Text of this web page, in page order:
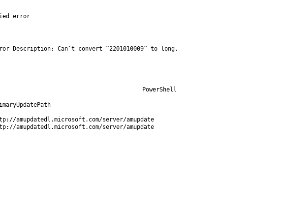
error
Description: Can‘t convert “2201010009” to long.
PowerShell
: //amupdatedl .microsoft . com/server/amupdate
: //amupdatedl .microsoft . com/server/amupdate